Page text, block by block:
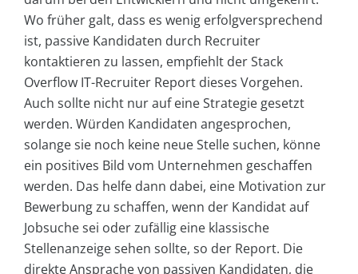
Wo früher galt, dass es wenig erfolgversprechend
ist, passive Kandidaten durch Recruiter
kontaktieren zu lassen, empfiehlt der Stack
Overflow IT-Recruiter Report dieses Vorgehen.
Auch sollte nicht nur auf eine Strategie gesetzt
werden. Würden Kandidaten angesprochen,
solange sie noch keine neue Stelle suchen, könne
ein positives Bild vom Unternehmen geschaffen
werden. Das helfe dann dabei, eine Motivation zur
Bewerbung zu schaffen, wenn der Kandidat auf
Jobsuche sei oder zufällig eine klassische
Stellenanzeige sehen sollte, so der Report. Die
direkte Ansprache von passiven Kandidaten, die